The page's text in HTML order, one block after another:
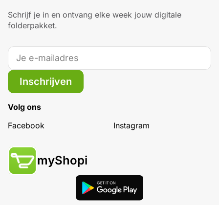
Schrijf je in en ontvang elke week jouw digitale
folderpakket.
Inschrijven
Volg ons
Facebook
Instagram
myShopi